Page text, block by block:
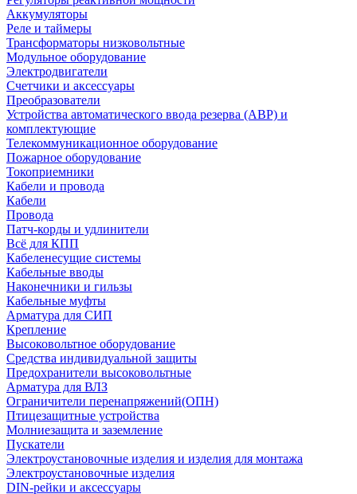
Аккумуляторы
Реле и таймеры
Трансформаторы низковольтные
Модульное оборудование
Электродвигатели
Счетчики и аксессуары
Преобразователи
Устройства автоматического ввода резерва (АВР) и
комплектующие
Телекоммуникационное оборудование
Пожарное оборудование
Токоприемники
Кабели и провода
Кабели
Провода
Патч-корды и удлинители
Всё для КПП
Кабеленесущие системы
Кабельные вводы
Наконечники и гильзы
Кабельные муфты
Арматура для СИП
Крепление
Высоковольтное оборудование
Средства индивидуальной защиты
Предохранители высоковольтные
Арматура для ВЛЗ
Ограничители перенапряжений(ОПН)
Птицезащитные устройства
Молниезащита и заземление
Пускатели
Электроустановочные изделия и изделия для монтажа
Электроустановочные изделия
DIN-рейки и аксессуары